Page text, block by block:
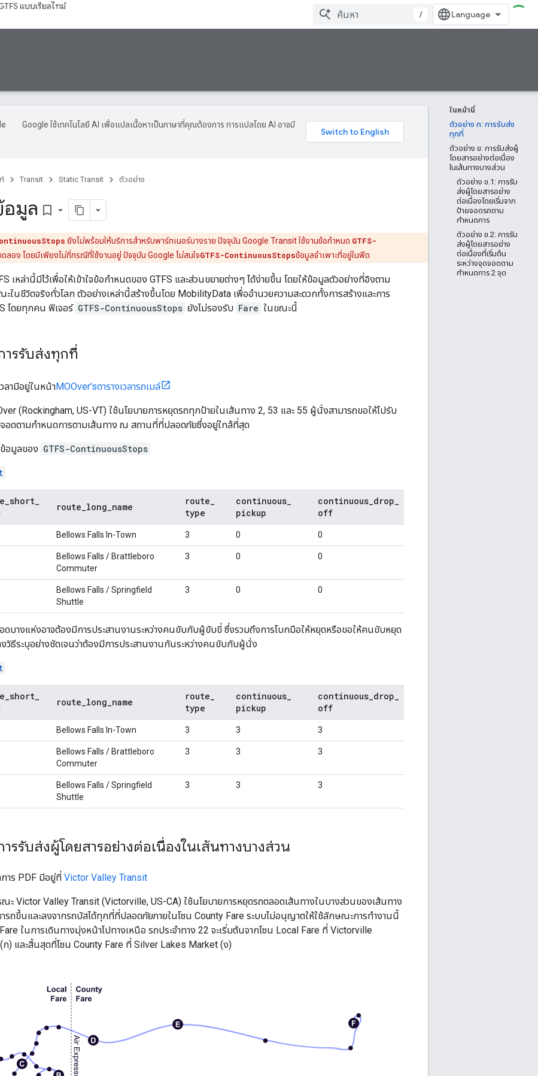
แบบเรียลไทม์
/
ในหน้านี้
ตัวอย่าง ก: การรับส่ง
ทุกที่
ตัวอย่าง ข: การรับส่งผู้
โดยสารอย่างต่อเนื่อง
ในเส้นทางบางส่วน
ตัวอย่าง ข.1: การรับ
ส่งผู้โดยสารอย่าง
ต่อเนื่องโดยเริ่มจาก
ป้ายจอดรถตาม
กำหนดการ
ตัวอย่าง ข.2: การรับ
ส่งผู้โดยสารอย่าง
ต่อเนื่องที่เริ่มต้น
ระหว่างจุดจอดตาม
กำหนดการ 2 จุด
Google ใช้เทคโนโลยี AI เพื่อแปลเนื้อหาเป็นภาษาที่คุณต้องการ การแปลโดย AI อาจมี
Transit Static Transit ตัวอย่าง
อมูล bookmark_border
ยังไม่พร้อมให้บริการสำหรับพาร์ทเนอร์บางราย ปัจจุบัน Google Transit ใช้งานข้อกำหนด GTFS-
ลอง โดยมีเพียงไม่กี่กรณีที่ใช้งานอยู่ ปัจจุบัน Google ไม่สนใจGTFS-ContinuousStopsข้อมูลจำเพาะที่อยู่ในฟีด
เหล่านี้มีไว้เพื่อให้เข้าใจข้อกำหนดของ GTFS และส่วนขยายต่างๆ ได้ง่ายขึ้น โดยให้ข้อมูลตัวอย่างที่อิงตาม
ในชีวิตจริงทั่วโลก ตัวอย่างเหล่านี้สร้างขึ้นโดย MobilityData เพื่ออำนวยความสะดวกทั้งการสร้างและการ
โดยทุกคน ฟีเจอร์ GTFS-ContinuousStops ยังไม่รองรับ Fare ในขณะนี้
ารรับส่งทุกที่
ลามีอยู่ในหน้าMOOver'sตารางเวลารถเมล์
(Rockingham, US-VT) ใช้นโยบายการหยุดรถทุกป้ายในเส้นทาง 2, 53 และ 55 ผู้นั่งสามารถขอให้ไปรับ
จอดตามกำหนดการตามเส้นทาง ณ สถานที่ที่ปลอดภัยซึ่งอยู่ใกล้ที่สุด
อมูลของ GTFS-ContinuousStops
short
route long name
route
type
continuous
pickup
continuous drop
off
Bellows Falls In-Town 3 0 0
Bellows Falls / Brattleboro
Commuter
3 0 0
Bellows Falls / Springfield
Shuttle
3 0 0
ดบางแห่งอาจต้องมีการประสานงานระหว่างคนขับกับผู้ขับขี่ ซึ่งรวมถึงการโบกมือให้หยุดหรือขอให้คนขับหยุด
วิธีระบุอย่างชัดเจนว่าต้องมีการประสานงานกันระหว่างคนขับกับผู้นั่ง
short
route long name
route
type
continuous
pickup
continuous drop
off
Bellows Falls In-Town 3 3 3
Bellows Falls / Brattleboro
Commuter
3 3 3
Bellows Falls / Springfield
Shuttle
3 3 3
ารรับส่งผู้โดยสารอย่างต่อเนื่องในเส้นทางบางส่วน
าร PDF มีอยู่ที่ Victor Valley Transit
ณะVictor Valley Transit (Victorville, US-CA) ใช้นโยบายการหยุดรถตลอดเส้นทางในบางส่วนของเส้นทาง
รถขึ้นและลงจากรถบัสได้ทุกที่ที่ปลอดภัยภายในโซน County Fare ระบบไม่อนุญาตให้ใช้ลักษณะการทำงานนี้
ในการเดินทางมุ่งหน้าไปทางเหนือ รถประจำทาง 22 จะเริ่มต้นจากโซน Local Fare ที่ Victorville
(ก) และสิ้นสุดที่โซน County Fare ที่ Silver Lakes Market (ง)